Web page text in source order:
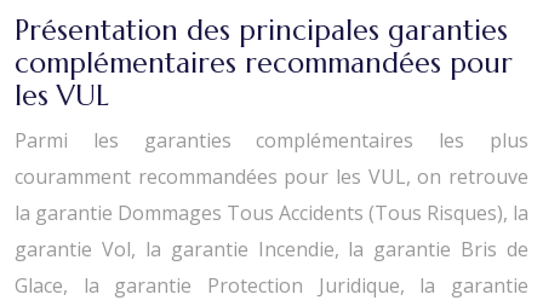
Présentation des principales garanties
complémentaires recommandées pour
les VUL
Parmi les garanties complémentaires les plus
couramment recommandées pour les VUL, on retrouve
la garantie Dommages Tous Accidents (Tous Risques), la
garantie Vol, la garantie Incendie, la garantie Bris de
Glace, la garantie Protection Juridique, la garantie